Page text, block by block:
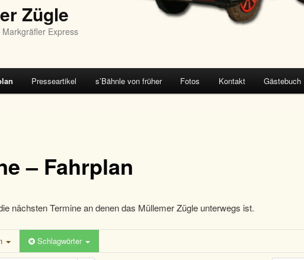
Zügle
Express
Presseartikel s’Bähnle von früher Fotos Kontakt Gästebuch
– Fahrplan
nächsten Termine an denen das Müllemer Zügle unterwegs ist.
Schlagwörter